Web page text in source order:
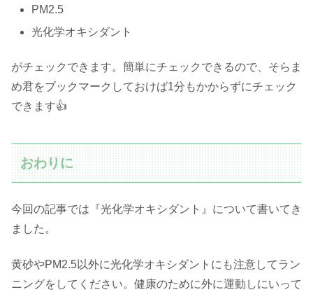
PM2.5
光化学オキシダント
がチェックできます。簡単にチェックできるので、そらま
め君をブックマークしておけば1分もかからずにチェック
できます👍
おわりに
今回の記事では『光化学オキシダント』について書いてき
ました。
黄砂やPM2.5以外に光化学オキシダントにも注意してラン
ニングをしてください。健康のために外に運動しにいって